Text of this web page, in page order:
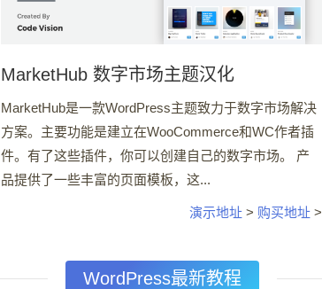
MarketHub 数字市场主题汉化
MarketHub是一款WordPress主题致力于数字市场解决
方案。主要功能是建立在WooCommerce和WC作者插
件。有了这些插件，你可以创建自己的数字市场。 产
品提供了一些丰富的页面模板，这...
演示地址 > 购买地址 >
WordPress最新教程